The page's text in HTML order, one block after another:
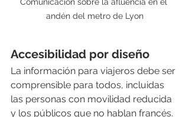
Comunicación sobre la afluencia en el
andén del metro de Lyon
Accesibilidad por diseño
La información para viajeros debe ser
comprensible para todos, incluidas
las personas con movilidad reducida
y los públicos que no hablan francés.